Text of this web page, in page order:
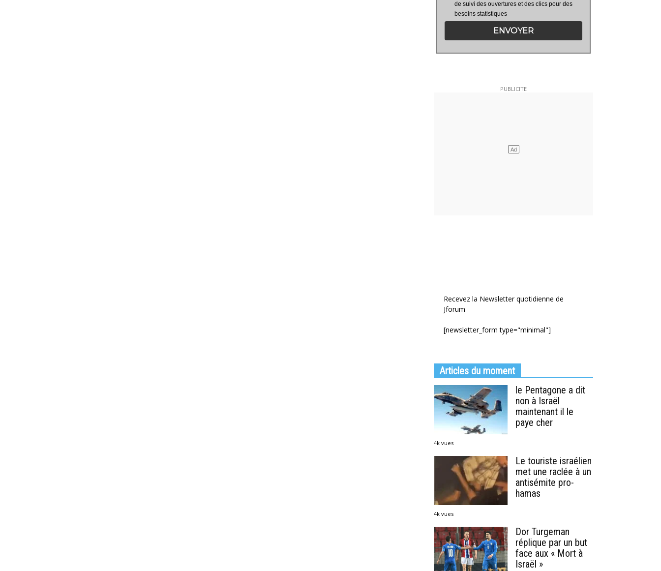
de suivi des ouvertures et des clics pour des
besoins statistiques
ENVOYER
Recevez la Newsletter quotidienne de
Jforum
[newsletter_form type="minimal"]
Articles du moment
le Pentagone a dit
non à Israël
maintenant il le
paye cher
4k vues
Le touriste israélien
met une raclée à un
antisémite pro-
hamas
4k vues
Dor Turgeman
réplique par un but
face aux « Mort à
Israël »